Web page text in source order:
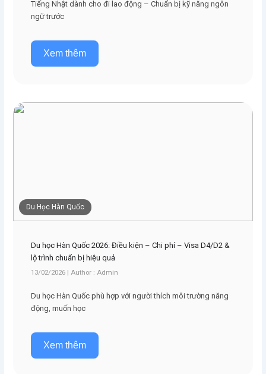
Tiếng Nhật dành cho đi lao động – Chuẩn bị kỹ năng ngôn
ngữ trước
Xem thêm
Du Học Hàn Quốc
Du học Hàn Quốc 2026: Điều kiện – Chi phí – Visa D4/D2 &
lộ trình chuẩn bị hiệu quả
13/02/2026 | Author : Admin
Du học Hàn Quốc phù hợp với người thích môi trường năng
động, muốn học
Xem thêm